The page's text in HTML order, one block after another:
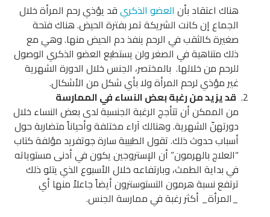
هناك اعتقاد بأن العضو الذكريقد يؤذي رحم المرأة خلال
الجماع إن كانت الشريكة تمر بفترة الحيض. هناك فتحة
صغيرة كالثقب في الرحم ينفذ دم الحيض منها. وهي مع
ذلك متناهية في الصغر ولن يستطيع العضو الذكري الوصول
للرحم من خلالها. بالمختصر، الجنس خلال الدورة الشهرية
غير مؤذي لرحم المرأة ولا بأي شكل من الأشكال.
قد يزيد من رغبة بعض النساء في الممارسة
من الممكن أن تتأجج الرغبة الجنسية لدى بعض النساء خلال
دورتهنّ الشهرية. وهنالك آراء مختلفة وأحياناً متضاربة حول
أسباب حدوث ذلك. تقول الطبيبة سارة جوتفريد مؤلفة كتاب
“العلاج بالهرمون” أن الإستروجين يكون في أدنى مستوياته
في بداية الطمث، وبارتفاعه خلال الأسبوع الذي يتلو ذلك
ترتفع نسبة هرمون التستوسترون أيضاً جاعلاً منها أي
_المرأة_ أكثر رغبة في ممارسة الجنس.